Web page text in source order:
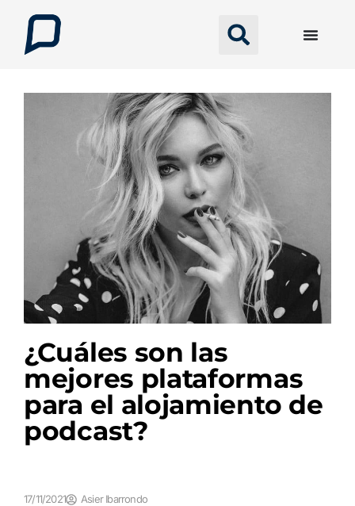
¿Cuáles son las
mejores plataformas
para el alojamiento de
podcast?
17/11/2021 Asier Ibarrondo